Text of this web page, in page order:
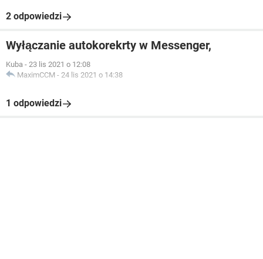
2 odpowiedzi
Wyłączanie autokorekrty w Messenger,
Kuba - 23 lis 2021 o 12:08
MaximCCM - 24 lis 2021 o 14:38
1 odpowiedzi